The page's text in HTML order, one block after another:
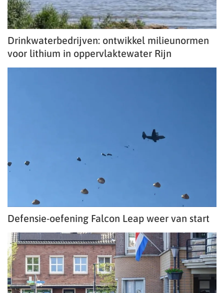
Drinkwaterbedrijven: ontwikkel milieunormen
voor lithium in oppervlaktewater Rijn
Defensie-oefening Falcon Leap weer van start